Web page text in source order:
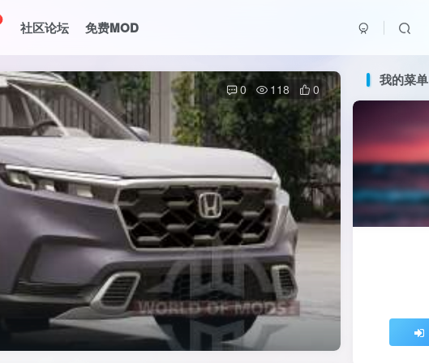
社区论坛 免费MOD
0 118 0
我的菜单